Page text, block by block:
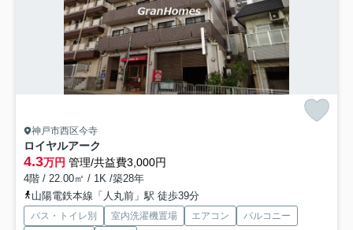
神戸市西区今寺
ロイヤルアーク
4.3万円 管理/共益費3,000円
4階 / 22.00㎡ / 1K /築28年
山陽電鉄本線「人丸前」駅 徒歩39分
バス・トイレ別 室内洗濯機置場 エアコン
バルコニー